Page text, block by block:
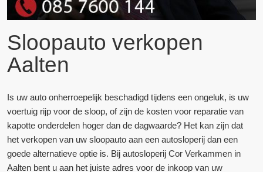
Sloopauto verkopen
Aalten
Is uw auto onherroepelijk beschadigd tijdens een ongeluk, is uw
voertuig rijp voor de sloop, of zijn de kosten voor reparatie van
kapotte onderdelen hoger dan de dagwaarde? Het kan zijn dat
het verkopen van uw sloopauto aan een autosloperij dan een
goede alternatieve optie is. Bij autosloperij Cor Verkammen in
Aalten bent u aan het juiste adres voor de inkoop van uw